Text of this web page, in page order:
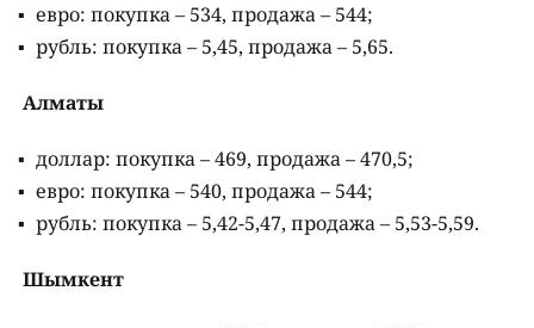
евро: покупка – 534, продажа – 544;
рубль: покупка – 5,45, продажа – 5,65.
Алматы
доллар: покупка – 469, продажа – 470,5;
евро: покупка – 540, продажа – 544;
рубль: покупка – 5,42-5,47, продажа – 5,53-5,59.
Шымкент